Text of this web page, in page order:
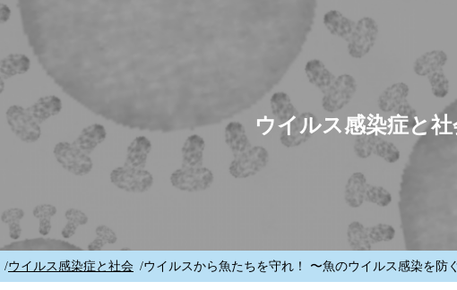
ウイルス感染症と社
ウイルス感染症と社会 ウイルスから魚たちを守れ！ 〜魚のウイルス感染を防